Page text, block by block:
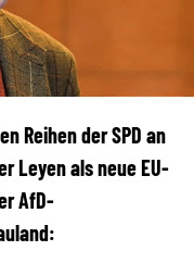
Reihen der SPD an
Leyen als neue EU-
AfD-